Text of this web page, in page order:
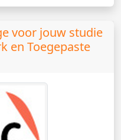
voor jouw studie
en Toegepaste